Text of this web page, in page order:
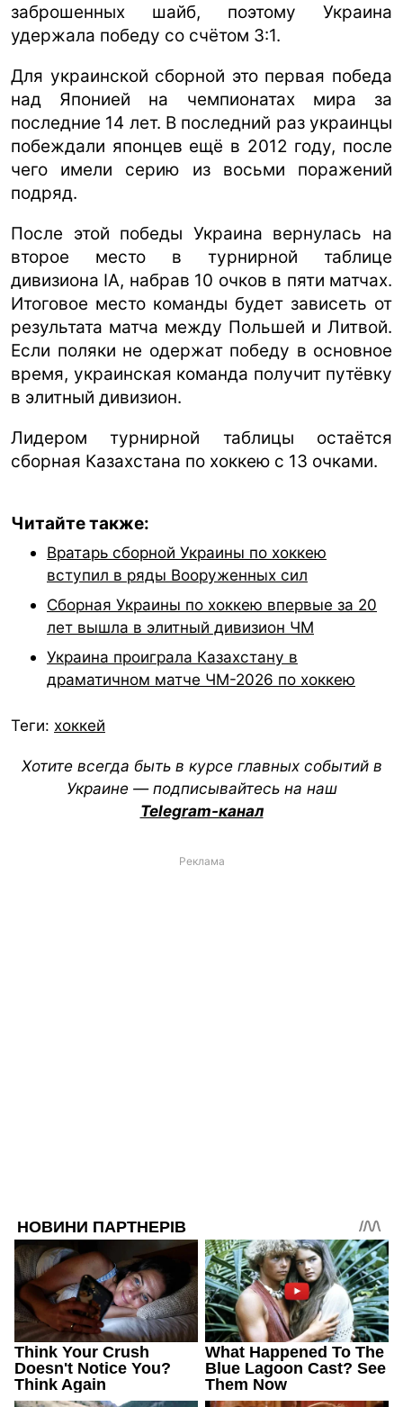
заброшенных шайб, поэтому Украина
удержала победу со счётом 3:1.
Для украинской сборной это первая победа
над Японией на чемпионатах мира за
последние 14 лет. В последний раз украинцы
побеждали японцев ещё в 2012 году, после
чего имели серию из восьми поражений
подряд.
После этой победы Украина вернулась на
второе место в турнирной таблице
дивизиона IA, набрав 10 очков в пяти матчах.
Итоговое место команды будет зависеть от
результата матча между Польшей и Литвой.
Если поляки не одержат победу в основное
время, украинская команда получит путёвку
в элитный дивизион.
Лидером турнирной таблицы остаётся
сборная Казахстана по хоккею с 13 очками.
Читайте также:
Вратарь сборной Украины по хоккею
вступил в ряды Вооруженных сил
Сборная Украины по хоккею впервые за 20
лет вышла в элитный дивизион ЧМ
Украина проиграла Казахстану в
драматичном матче ЧМ-2026 по хоккею
Теги: хоккей
Хотите всегда быть в курсе главных событий в
Украине — подписывайтесь на наш
Telegram-канал
Реклама